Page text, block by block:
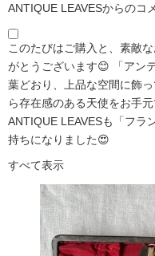
ANTIQUE LEAVESからのコ
このたびはご購入と、素敵
がとうございます😊 「アン
葉どおり、上品な空間に飾
ら存在感のある天使をお手
ANTIQUE LEAVESも「フラ
持ちになりました😍
すべて表示